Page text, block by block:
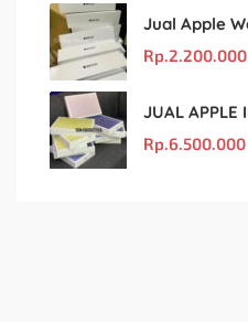
Rp.2.200.000
Rp.6.500.000